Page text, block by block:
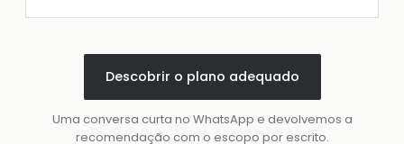
Descobrir o plano adequado
Uma conversa curta no WhatsApp e devolvemos a
recomendação com o escopo por escrito.